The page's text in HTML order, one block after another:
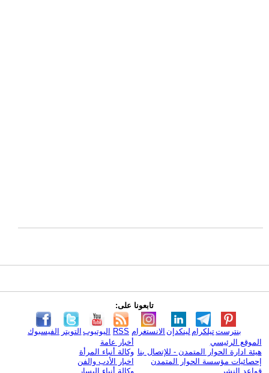
تابعونا على:
الفيسبوك التويتر اليوتيوب RSS الانستغرام لينكدإن تيلكرامبنترست
الموقع الرئيسي
هيئة ادارة الحوار المتمدن - للإتصال بنا
إحصائيات مؤسسة الحوار المتمدن
قواعد النشر
أخبار عامة
وكالة أنباء المرأة
اخبار الأدب والفن
وكالة أنباء اليسار